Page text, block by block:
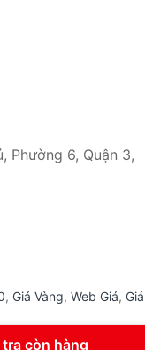
tra còn hàng
Phường 6, Quận 3,
, Giá Vàng, Web Giá, Giá